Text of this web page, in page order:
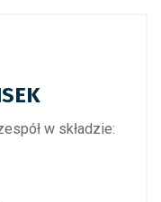
w składzie: